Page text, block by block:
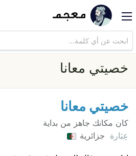
خصيتي معانا
خصيتي معانا
كان مكانك جاهز من بداية
عِبَارة جزائرية